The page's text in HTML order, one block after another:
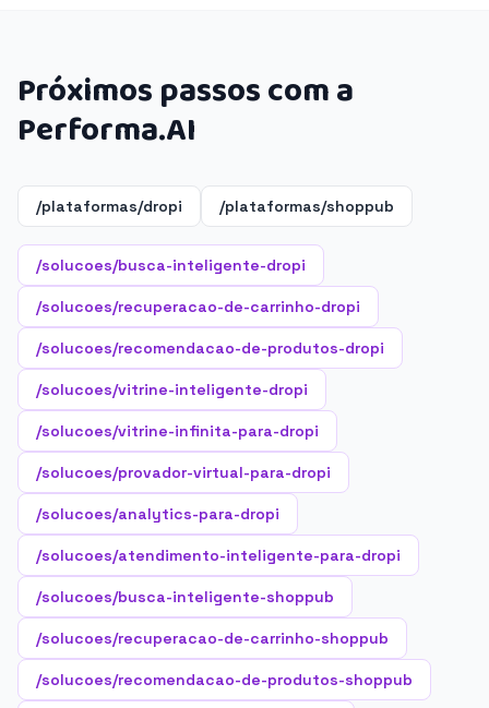
Próximos passos com a
Performa.AI
/plataformas/dropi /plataformas/shoppub
/solucoes/busca-inteligente-dropi
/solucoes/recuperacao-de-carrinho-dropi
/solucoes/recomendacao-de-produtos-dropi
/solucoes/vitrine-inteligente-dropi
/solucoes/vitrine-infinita-para-dropi
/solucoes/provador-virtual-para-dropi
/solucoes/analytics-para-dropi
/solucoes/atendimento-inteligente-para-dropi
/solucoes/busca-inteligente-shoppub
/solucoes/recuperacao-de-carrinho-shoppub
/solucoes/recomendacao-de-produtos-shoppub